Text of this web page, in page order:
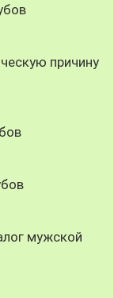
причину
мужской